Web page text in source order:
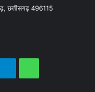
छत्तीसगढ़ 496115